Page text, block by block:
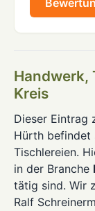
Handwerk,
Kreis
Dieser Eintrag
Hürth befindet
Tischlereien.
in der Branche
tätig sind. Wir
Ralf